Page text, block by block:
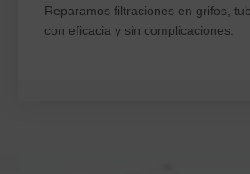
Reparamos filtraciones en grifos,
con eficacia y sin complicaciones.